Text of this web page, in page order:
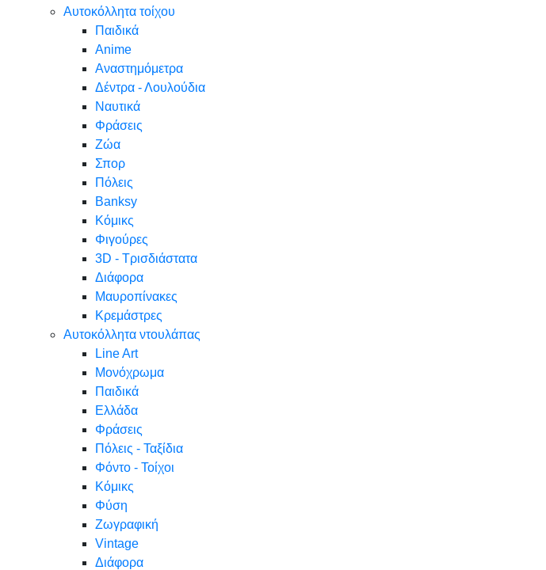
Αυτοκόλλητα τοίχου
Παιδικά
Anime
Αναστημόμετρα
Δέντρα - Λουλούδια
Ναυτικά
Φράσεις
Ζώα
Σπορ
Πόλεις
Banksy
Κόμικς
Φιγούρες
3D - Τρισδιάστατα
Διάφορα
Μαυροπίνακες
Κρεμάστρες
Αυτοκόλλητα ντουλάπας
Line Art
Μονόχρωμα
Παιδικά
Ελλάδα
Φράσεις
Πόλεις - Ταξίδια
Φόντο - Τοίχοι
Κόμικς
Φύση
Ζωγραφική
Vintage
Διάφορα